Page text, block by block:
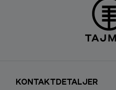
KONTAKTDETALJER